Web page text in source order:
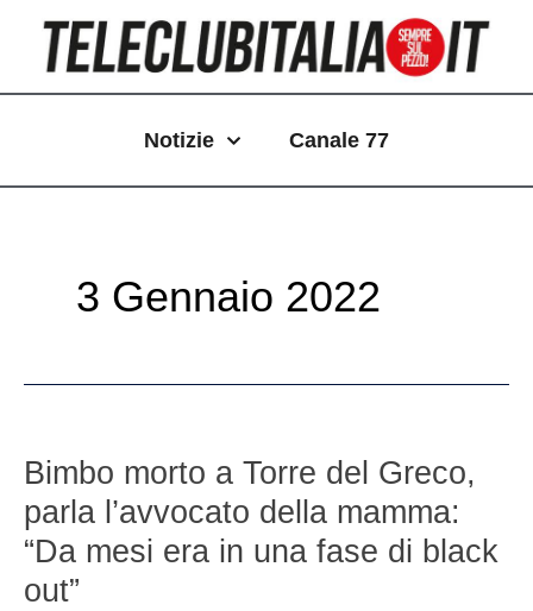
contenuto
Notizie Canale 77
3 Gennaio 2022
Bimbo morto a Torre del Greco,
parla l’avvocato della mamma:
“Da mesi era in una fase di black
out”
morto
a
Torre
del
Greco,
parla
articoli